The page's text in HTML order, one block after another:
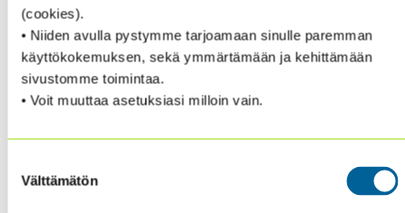
(cookies).
• Niiden avulla pystymme tarjoamaan sinulle paremman
käyttökokemuksen, sekä ymmärtämään ja kehittämään
sivustomme toimintaa.
• Voit muuttaa asetuksiasi milloin vain.
valinta
Välttämätön
olevista asioista.
Kirjaudu sisään jäsenalueelle ja mene sitten sen
etusivulla kohtaan ”Ladattavat tiedostot”